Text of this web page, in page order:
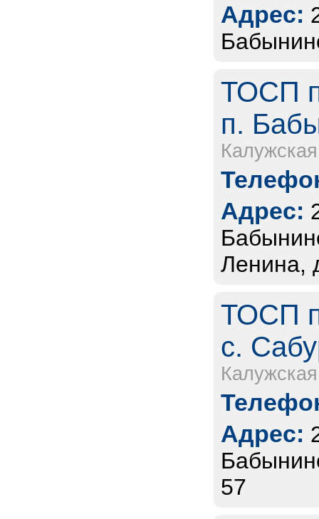
Адрес:
ТОСП
п.
Адрес:
Ленина,
ТОСП
с.
Адрес:
57